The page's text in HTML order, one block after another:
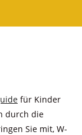
für Kinder
durch die
Sie mit, W-